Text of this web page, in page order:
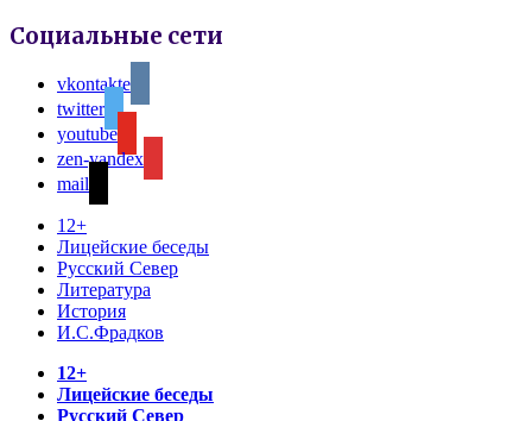
Социальные сети
vkontakte
twitter
youtube
zen-yandex
mail
12+
Лицейские беседы
Русский Север
Литература
История
И.С.Фрадков
12+
Лицейские беседы
Русский Север